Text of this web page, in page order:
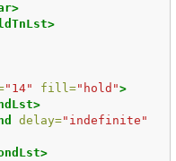
"14" fill="hold">
delay="indefinite"